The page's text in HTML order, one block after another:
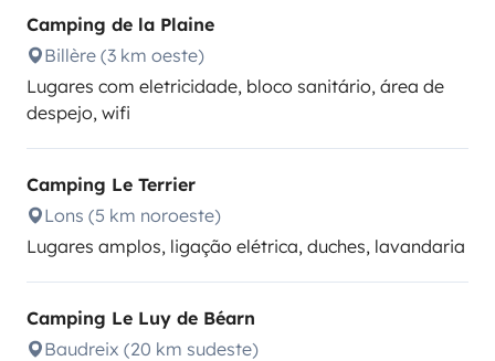
Camping de la Plaine
Billère (3 km oeste)
Lugares com eletricidade, bloco sanitário, área de
despejo, wifi
Camping Le Terrier
Lons (5 km noroeste)
Lugares amplos, ligação elétrica, duches, lavandaria
Camping Le Luy de Béarn
Baudreix (20 km sudeste)